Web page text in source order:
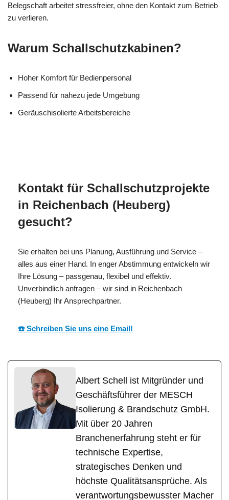
Belegschaft arbeitet stressfreier, ohne den Kontakt zum Betrieb
zu verlieren.
Warum Schallschutzkabinen?
Hoher Komfort für Bedienpersonal
Passend für nahezu jede Umgebung
Geräuschisolierte Arbeitsbereiche
Kontakt für Schallschutzprojekte
in Reichenbach (Heuberg)
gesucht?
Sie erhalten bei uns Planung, Ausführung und Service –
alles aus einer Hand. In enger Abstimmung entwickeln wir
Ihre Lösung – passgenau, flexibel und effektiv.
Unverbindlich anfragen – wir sind in Reichenbach
(Heuberg) Ihr Ansprechpartner.
☎️ Schreiben Sie uns eine Email!
Albert Schell ist Mitgründer und
Geschäftsführer der MESCH
Isolierung & Brandschutz GmbH.
Mit über 20 Jahren
Branchenerfahrung steht er für
technische Expertise,
strategisches Denken und
höchste Qualitätsansprüche. Als
verantwortungsbewusster Macher